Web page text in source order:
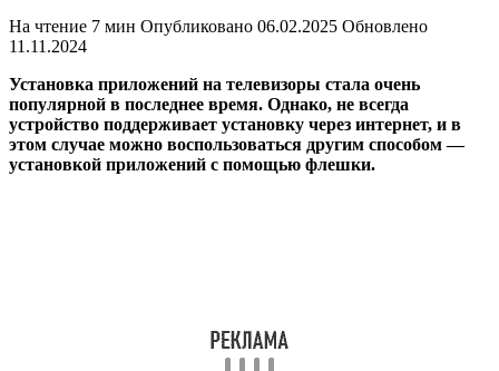
На чтение 7 мин Опубликовано 06.02.2025 Обновлено
11.11.2024
Установка приложений на телевизоры стала очень
популярной в последнее время. Однако, не всегда
устройство поддерживает установку через интернет, и в
этом случае можно воспользоваться другим способом —
установкой приложений с помощью флешки.